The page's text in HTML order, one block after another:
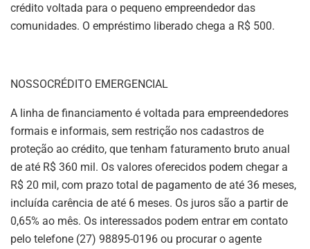
crédito voltada para o pequeno empreendedor das
comunidades. O empréstimo liberado chega a R$ 500.
NOSSOCRÉDITO EMERGENCIAL
A linha de financiamento é voltada para empreendedores
formais e informais, sem restrição nos cadastros de
proteção ao crédito, que tenham faturamento bruto anual
de até R$ 360 mil. Os valores oferecidos podem chegar a
R$ 20 mil, com prazo total de pagamento de até 36 meses,
incluída carência de até 6 meses. Os juros são a partir de
0,65% ao mês. Os interessados podem entrar em contato
pelo telefone (27) 98895-0196 ou procurar o agente